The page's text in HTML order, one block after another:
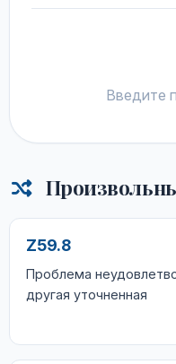
Введите
Z59.8
Проблема
другая уточненная